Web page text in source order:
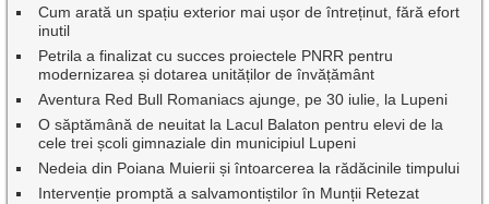
Cum arată un spațiu exterior mai ușor de întreținut, fără efort
inutil
Petrila a finalizat cu succes proiectele PNRR pentru
modernizarea și dotarea unităților de învățământ
Aventura Red Bull Romaniacs ajunge, pe 30 iulie, la Lupeni
O săptămână de neuitat la Lacul Balaton pentru elevi de la
cele trei școli gimnaziale din municipiul Lupeni
Nedeia din Poiana Muierii și întoarcerea la rădăcinile timpului
Intervenție promptă a salvamontiștilor în Munții Retezat